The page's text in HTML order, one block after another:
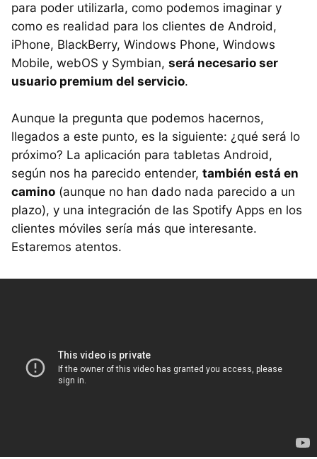
para poder utilizarla, como podemos imaginar y
como es realidad para los clientes de Android,
iPhone, BlackBerry, Windows Phone, Windows
Mobile, webOS y Symbian, será necesario ser
usuario premium del servicio.
Aunque la pregunta que podemos hacernos,
llegados a este punto, es la siguiente: ¿qué será lo
próximo? La aplicación para tabletas Android,
según nos ha parecido entender, también está en
camino (aunque no han dado nada parecido a un
plazo), y una integración de las Spotify Apps en los
clientes móviles sería más que interesante.
Estaremos atentos.